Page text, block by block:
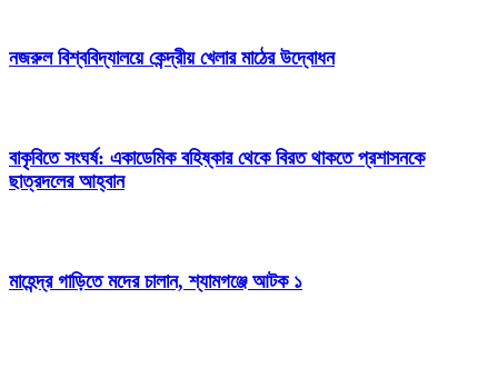
নজরুল বিশ্ববিদ্যালয়ে কেন্দ্রীয় খেলার মাঠের উদ্বোধন
বাকৃবিতে সংঘর্ষ: একাডেমিক বহিষ্কার থেকে বিরত থাকতে প্রশাসনকে
ছাত্রদলের আহ্বান
মাহেন্দ্র গাড়িতে মদের চালান, শ্যামগঞ্জে আটক ১